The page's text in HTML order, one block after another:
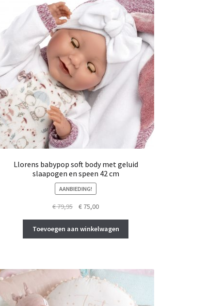
Llorens babypop soft body met geluid
slaapogen en speen 42 cm
AANBIEDING!
€79,95
Oorspronkelijke
was:
€ 79,95.
€75,00Huidige
is:
€ 75,00.
Toevoegen aan winkelwagen